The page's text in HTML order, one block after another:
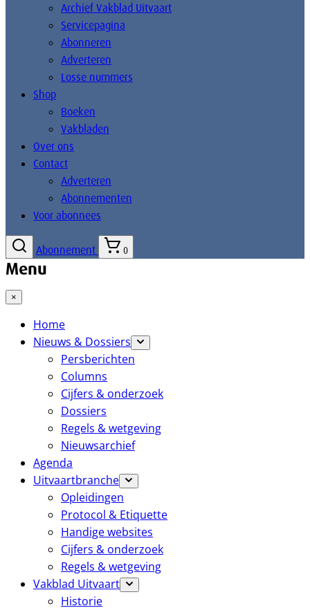
Archief Vakblad Uitvaart
Servicepagina
Abonneren
Adverteren
Losse nummers
Shop
Boeken
Vakbladen
Over ons
Contact
Adverteren
Abonnementen
Voor abonnees
Abonnement 0
Menu
×
Home
Nieuws & Dossiers
Persberichten
Columns
Cijfers & onderzoek
Dossiers
Regels & wetgeving
Nieuwsarchief
Agenda
Uitvaartbranche
Opleidingen
Protocol & Etiquette
Handige websites
Cijfers & onderzoek
Regels & wetgeving
Vakblad Uitvaart
Historie